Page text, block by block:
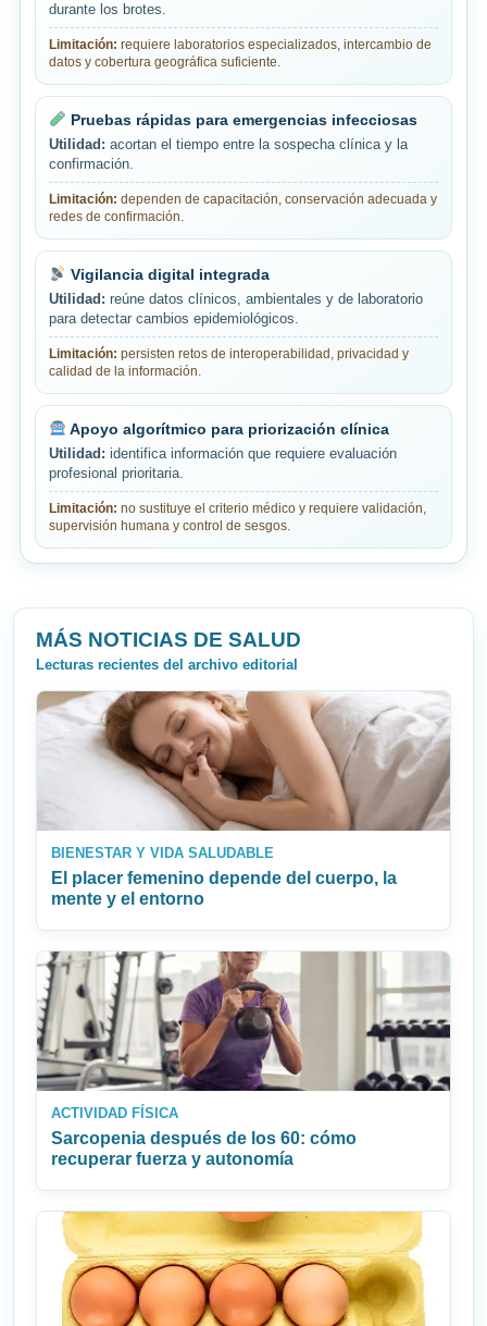
durante los brotes.
Limitación: requiere laboratorios especializados, intercambio de
datos y cobertura geográfica suficiente.
Pruebas rápidas para emergencias infecciosas
Utilidad: acortan el tiempo entre la sospecha clínica y la
confirmación.
Limitación: dependen de capacitación, conservación adecuada y
redes de confirmación.
Vigilancia digital integrada
Utilidad: reúne datos clínicos, ambientales y de laboratorio
para detectar cambios epidemiológicos.
Limitación: persisten retos de interoperabilidad, privacidad y
calidad de la información.
Apoyo algorítmico para priorización clínica
Utilidad: identifica información que requiere evaluación
profesional prioritaria.
Limitación: no sustituye el criterio médico y requiere validación,
supervisión humana y control de sesgos.
MÁS NOTICIAS DE SALUD
Lecturas recientes del archivo editorial
BIENESTAR Y VIDA SALUDABLE
El placer femenino depende del cuerpo, la
mente y el entorno
ACTIVIDAD FÍSICA
Sarcopenia después de los 60: cómo
recuperar fuerza y autonomía